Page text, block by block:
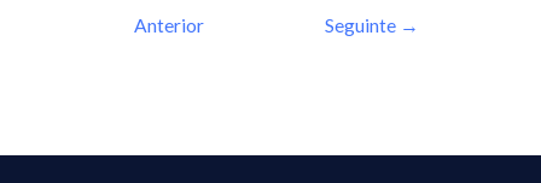
Anterior
Seguinte →